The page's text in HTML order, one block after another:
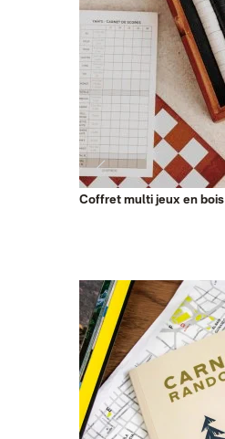
Coffret multi jeux en bois